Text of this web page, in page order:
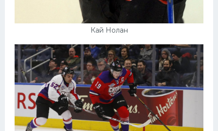
Кай Нолан